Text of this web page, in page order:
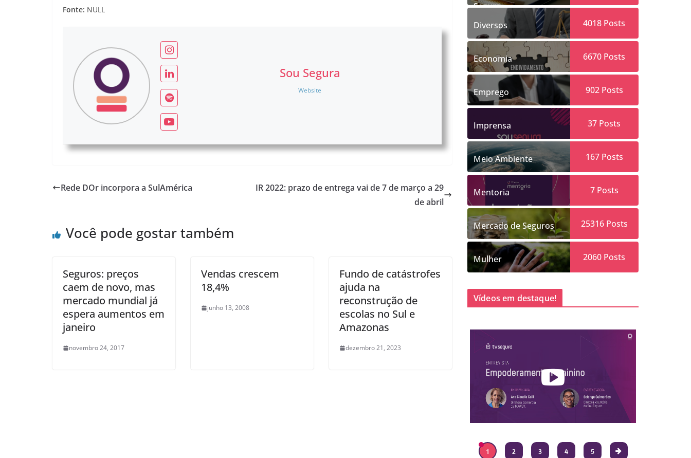
Fonte: NULL
Sou Segura
Website
Rede DOr incorpora a SulAmérica
IR 2022: prazo de entrega vai de 7 de março a 29
de abril
Você pode gostar também
Seguros: preços
caem de novo, mas
mercado mundial já
espera aumentos em
janeiro
novembro 24, 2017
Vendas crescem
18,4%
junho 13, 2008
Fundo de catástrofes
ajuda na
reconstrução de
escolas no Sul e
Amazonas
dezembro 21, 2023
Segura
Diversos 4018 Posts
Economia 6670 Posts
Emprego 902Posts
Imprensa 37 Posts
Meio Ambiente 167Posts
Mentoria 7Posts
Mercado de Seguros 25316Posts
Mulher 2060 Posts
Vídeos em destaque!
1 2 3 4 5